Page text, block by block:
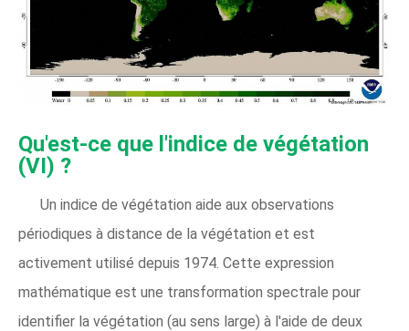
Qu'est-ce que l'indice de végétation
(VI) ?
Un indice de végétation aide aux observations
périodiques à distance de la végétation et est
activement utilisé depuis 1974. Cette expression
mathématique est une transformation spectrale pour
identifier la végétation (au sens large) à l'aide de deux